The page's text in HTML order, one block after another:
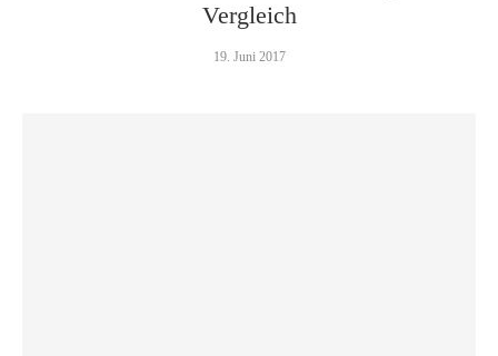
Vergleich
19. Juni 2017